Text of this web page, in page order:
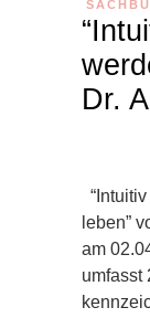
Dr.
leben”
am
umfasst